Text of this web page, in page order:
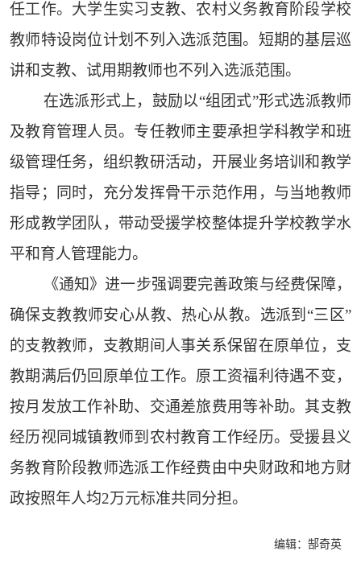
任工作。大学生实习支教、农村义务教育阶段学校
教师特设岗位计划不列入选派范围。短期的基层巡
讲和支教、试用期教师也不列入选派范围。
在选派形式上，鼓励以“组团式”形式选派教师
及教育管理人员。专任教师主要承担学科教学和班
级管理任务，组织教研活动，开展业务培训和教学
指导；同时，充分发挥骨干示范作用，与当地教师
形成教学团队，带动受援学校整体提升学校教学水
平和育人管理能力。
《通知》进一步强调要完善政策与经费保障，
确保支教教师安心从教、热心从教。选派到“三区”
的支教教师，支教期间人事关系保留在原单位，支
教期满后仍回原单位工作。原工资福利待遇不变，
按月发放工作补助、交通差旅费用等补助。其支教
经历视同城镇教师到农村教育工作经历。受援县义
务教育阶段教师选派工作经费由中央财政和地方财
政按照年人均2万元标准共同分担。
编辑：郜奇英